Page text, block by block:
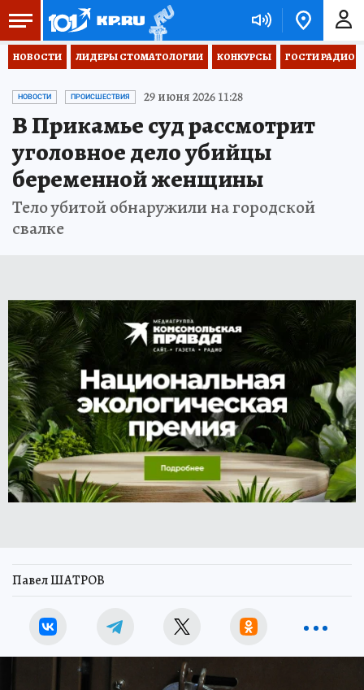
НОВОСТИ ЛИДЕРЫ СТОМАТОЛОГИИ КОНКУРСЫ ГОСТИ РАДИО
НОВОСТИ ПРОИСШЕСТВИЯ 29 июня 2026 11:28
В Прикамье суд рассмотрит
уголовное дело убийцы
беременной женщины
Тело убитой обнаружили на городской
свалке
Павел ШАТРОВ